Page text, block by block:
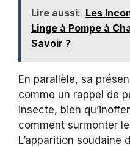
Lire aussi: Les
Linge à Pompe à
Savoir ?
En parallèle, sa
comme un rappel de
insecte, bien
comment surmonter
L’apparition soudaine